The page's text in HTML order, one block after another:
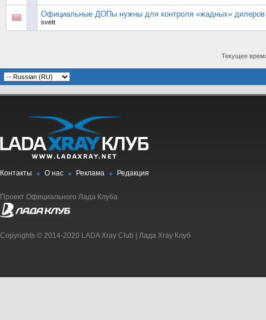
Официальные ДОПы нужны для контроля «жадных» дилеров
svett
Текущее
Контакты О нас Реклама Редакция
Проект Официального Лада Клуба
Copyrights © 2014-2020 LADA Xray Club | Лада Xray Клуб